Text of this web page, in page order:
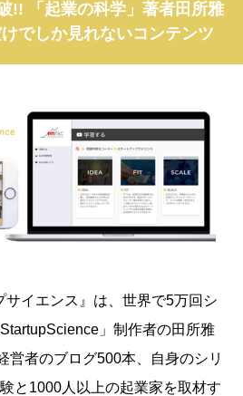
!! 「起業の科学」著者田所雅
でしか見れないコンテンツ
サイエンス』は、 世界で5万回シ
」制作者の田所雅
営者のブログ500本、自身のシリ
と1000人以上の起業家を取材す